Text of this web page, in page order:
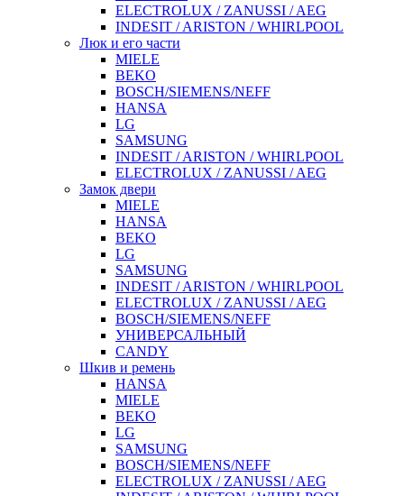
ELECTROLUX / ZANUSSI / AEG
INDESIT / ARISTON / WHIRLPOOL
Люк и его части
MIELE
BEKO
BOSCH/SIEMENS/NEFF
HANSA
LG
SAMSUNG
INDESIT / ARISTON / WHIRLPOOL
ELECTROLUX / ZANUSSI / AEG
Замок двери
MIELE
HANSA
BEKO
LG
SAMSUNG
INDESIT / ARISTON / WHIRLPOOL
ELECTROLUX / ZANUSSI / AEG
BOSCH/SIEMENS/NEFF
УНИВЕРСАЛЬНЫЙ
CANDY
Шкив и ремень
HANSA
MIELE
BEKO
LG
SAMSUNG
BOSCH/SIEMENS/NEFF
ELECTROLUX / ZANUSSI / AEG